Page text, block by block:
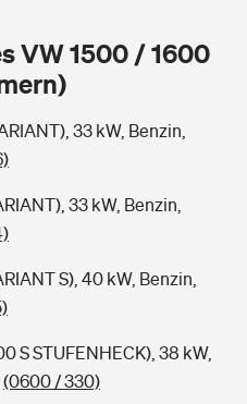
finden
für deine Kids
VW 1500 / 1600
33 kW, Benzin,
33 kW, Benzin,
S), 40 kW, Benzin,
S STUFENHECK), 38 kW,
(0600 / 330)